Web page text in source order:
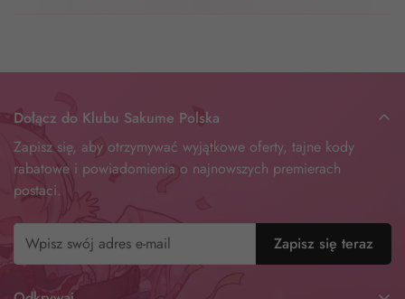
Dołącz do Klubu Sakume Polska
Zapisz się, aby otrzymywać wyjątkowe oferty, tajne kody
rabatowe i powiadomienia o najnowszych premierach
postaci.
Zapisz się teraz